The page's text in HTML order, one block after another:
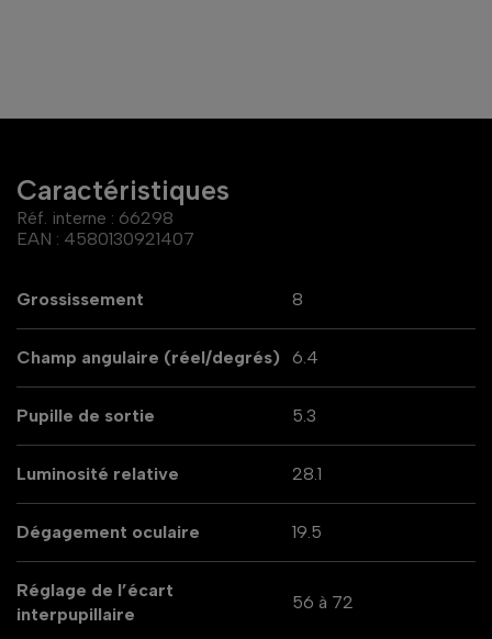
Caractéristiques
Réf. interne : 66298
EAN : 4580130921407
Grossissement 8
Champ angulaire (réel/degrés) 6.4
Pupille de sortie 5.3
Luminosité relative 28.1
Dégagement oculaire 19.5
Réglage de l’écart
interpupillaire
56 à 72